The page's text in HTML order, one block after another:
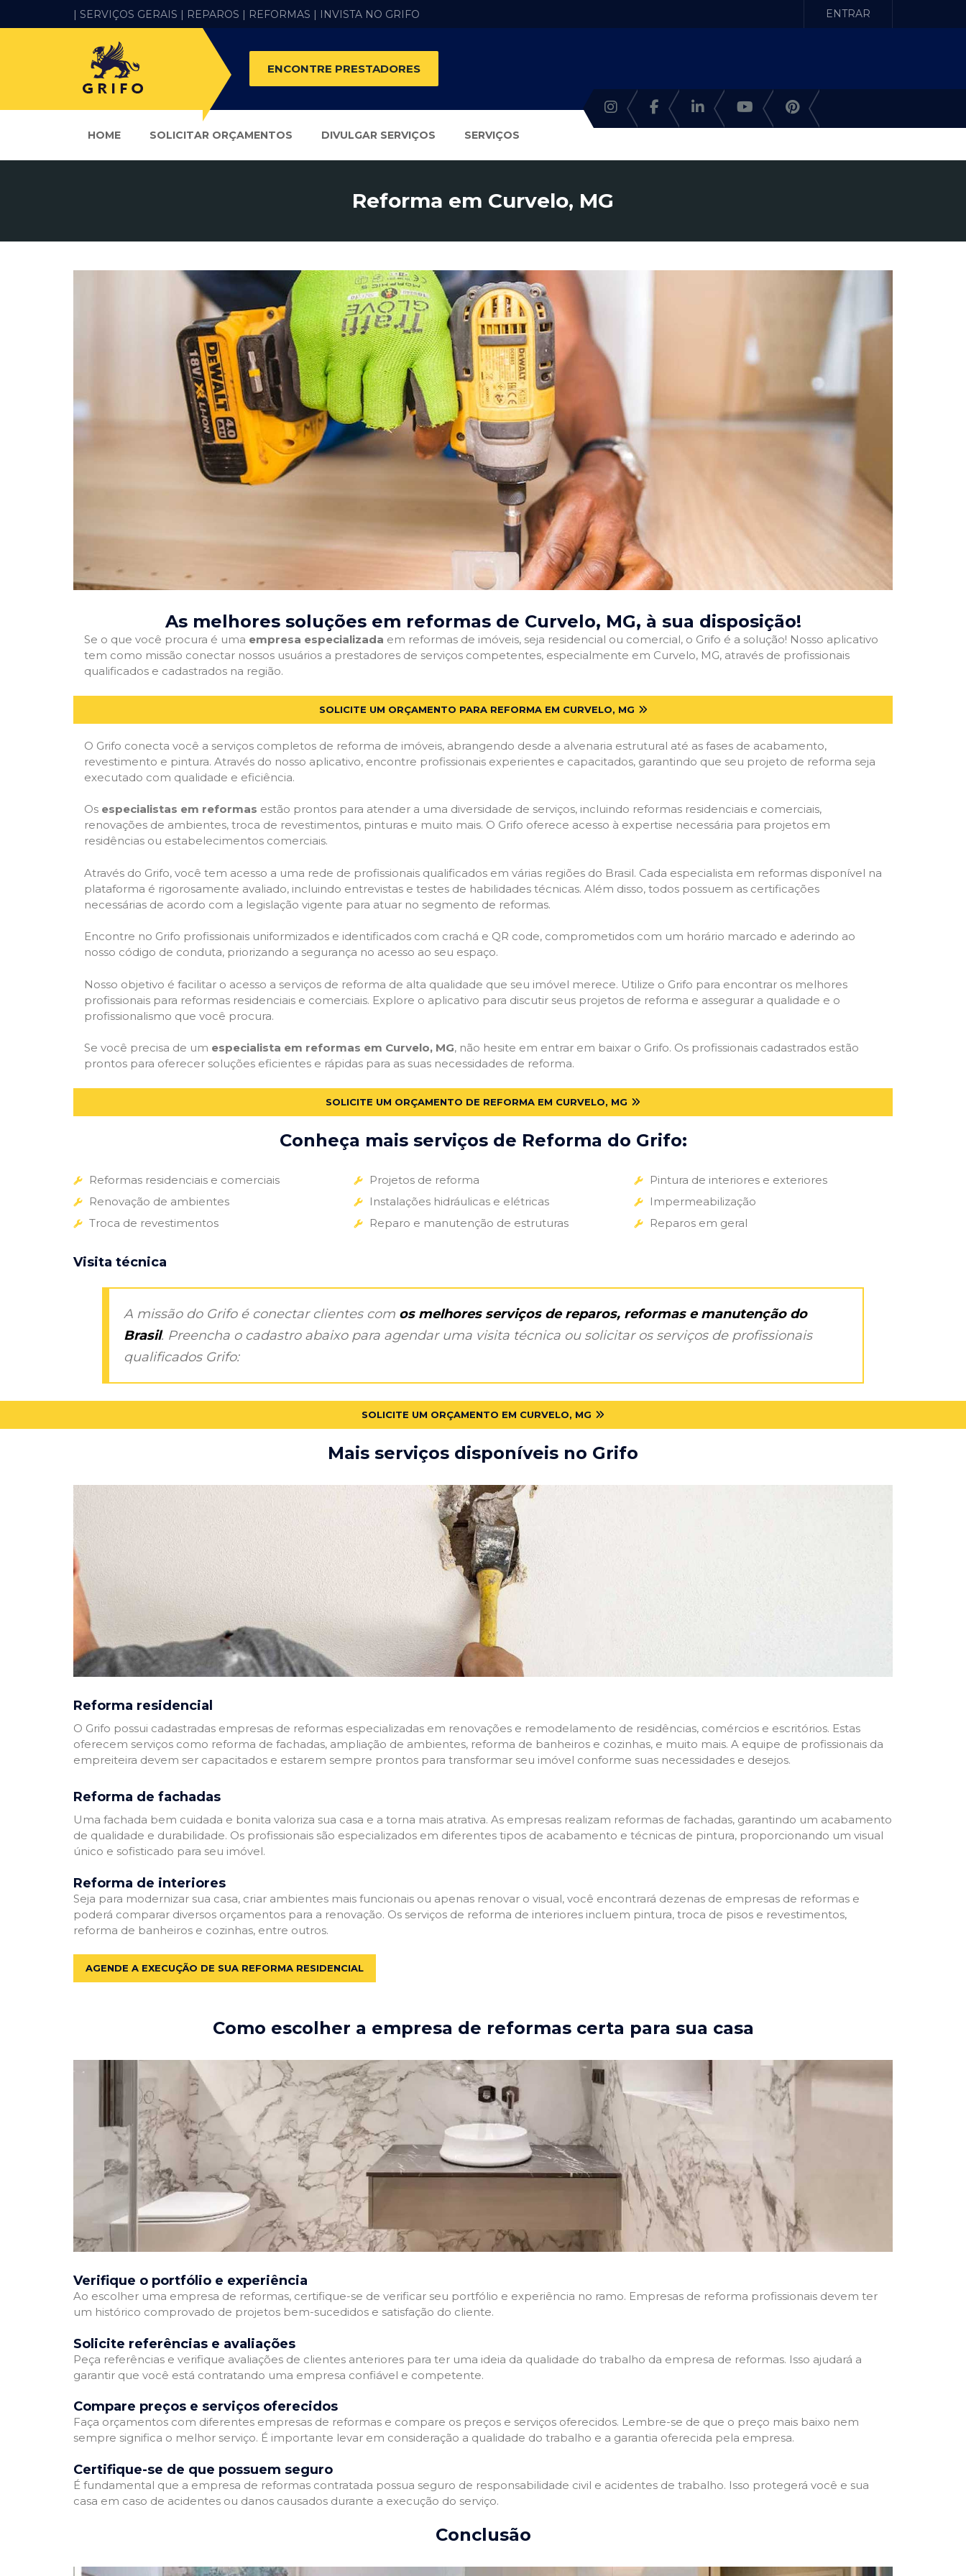
| SERVIÇOS GERAIS | REPAROS | REFORMAS | INVISTA NO GRIFO ENTRAR
ENCONTRE PRESTADORES
HOME SOLICITAR ORÇAMENTOS DIVULGAR SERVIÇOS SERVIÇOS
Reforma em Curvelo, MG
As melhores soluções em reformas de Curvelo, MG, à sua disposição!
Se o que você procura é uma empresa especializada em reformas de imóveis, seja residencial ou comercial, o Grifo é a solução! Nosso aplicativo
tem como missão conectar nossos usuários a prestadores de serviços competentes, especialmente em Curvelo, MG, através de profissionais
qualificados e cadastrados na região.
SOLICITE UM ORÇAMENTO PARA REFORMA EM CURVELO, MG
O Grifo conecta você a serviços completos de reforma de imóveis, abrangendo desde a alvenaria estrutural até as fases de acabamento,
revestimento e pintura. Através do nosso aplicativo, encontre profissionais experientes e capacitados, garantindo que seu projeto de reforma seja
executado com qualidade e eficiência.
Os especialistas em reformas estão prontos para atender a uma diversidade de serviços, incluindo reformas residenciais e comerciais,
renovações de ambientes, troca de revestimentos, pinturas e muito mais. O Grifo oferece acesso à expertise necessária para projetos em
residências ou estabelecimentos comerciais.
Através do Grifo, você tem acesso a uma rede de profissionais qualificados em várias regiões do Brasil. Cada especialista em reformas disponível na
plataforma é rigorosamente avaliado, incluindo entrevistas e testes de habilidades técnicas. Além disso, todos possuem as certificações
necessárias de acordo com a legislação vigente para atuar no segmento de reformas.
Encontre no Grifo profissionais uniformizados e identificados com crachá e QR code, comprometidos com um horário marcado e aderindo ao
nosso código de conduta, priorizando a segurança no acesso ao seu espaço.
Nosso objetivo é facilitar o acesso a serviços de reforma de alta qualidade que seu imóvel merece. Utilize o Grifo para encontrar os melhores
profissionais para reformas residenciais e comerciais. Explore o aplicativo para discutir seus projetos de reforma e assegurar a qualidade e o
profissionalismo que você procura.
Se você precisa de um especialista em reformas em Curvelo, MG, não hesite em entrar em baixar o Grifo. Os profissionais cadastrados estão
prontos para oferecer soluções eficientes e rápidas para as suas necessidades de reforma.
SOLICITE UM ORÇAMENTO DE REFORMA EM CURVELO, MG
Conheça mais serviços de Reforma do Grifo:
Reformas residenciais e comerciais
Renovação de ambientes
Troca de revestimentos
Projetos de reforma
Instalações hidráulicas e elétricas
Reparo e manutenção de estruturas
Pintura de interiores e exteriores
Impermeabilização
Reparos em geral
Visita técnica
A missão do Grifo é conectar clientes com os melhores serviços de reparos, reformas e manutenção do
Brasil. Preencha o cadastro abaixo para agendar uma visita técnica ou solicitar os serviços de profissionais
qualificados Grifo:
SOLICITE UM ORÇAMENTO EM CURVELO, MG
Mais serviços disponíveis no Grifo
Reforma residencial
O Grifo possui cadastradas empresas de reformas especializadas em renovações e remodelamento de residências, comércios e escritórios. Estas
oferecem serviços como reforma de fachadas, ampliação de ambientes, reforma de banheiros e cozinhas, e muito mais. A equipe de profissionais da
empreiteira devem ser capacitados e estarem sempre prontos para transformar seu imóvel conforme suas necessidades e desejos.
Reforma de fachadas
Uma fachada bem cuidada e bonita valoriza sua casa e a torna mais atrativa. As empresas realizam reformas de fachadas, garantindo um acabamento
de qualidade e durabilidade. Os profissionais são especializados em diferentes tipos de acabamento e técnicas de pintura, proporcionando um visual
único e sofisticado para seu imóvel.
Reforma de interiores
Seja para modernizar sua casa, criar ambientes mais funcionais ou apenas renovar o visual, você encontrará dezenas de empresas de reformas e
poderá comparar diversos orçamentos para a renovação. Os serviços de reforma de interiores incluem pintura, troca de pisos e revestimentos,
reforma de banheiros e cozinhas, entre outros.
AGENDE A EXECUÇÃO DE SUA REFORMA RESIDENCIAL
Como escolher a empresa de reformas certa para sua casa
Verifique o portfólio e experiência
Ao escolher uma empresa de reformas, certifique-se de verificar seu portfólio e experiência no ramo. Empresas de reforma profissionais devem ter
um histórico comprovado de projetos bem-sucedidos e satisfação do cliente.
Solicite referências e avaliações
Peça referências e verifique avaliações de clientes anteriores para ter uma ideia da qualidade do trabalho da empresa de reformas. Isso ajudará a
garantir que você está contratando uma empresa confiável e competente.
Compare preços e serviços oferecidos
Faça orçamentos com diferentes empresas de reformas e compare os preços e serviços oferecidos. Lembre-se de que o preço mais baixo nem
sempre significa o melhor serviço. É importante levar em consideração a qualidade do trabalho e a garantia oferecida pela empresa.
Certifique-se de que possuem seguro
É fundamental que a empresa de reformas contratada possua seguro de responsabilidade civil e acidentes de trabalho. Isso protegerá você e sua
casa em caso de acidentes ou danos causados durante a execução do serviço.
Conclusão